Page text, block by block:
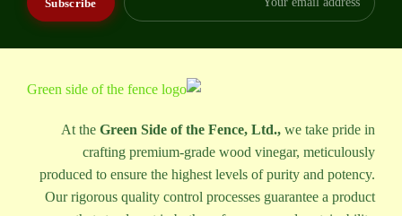
At the Green Side of the Fence, Ltd., we take pride in
crafting premium-grade wood vinegar, meticulously
produced to ensure the highest levels of purity and potency.
Our rigorous quality control processes guarantee a product